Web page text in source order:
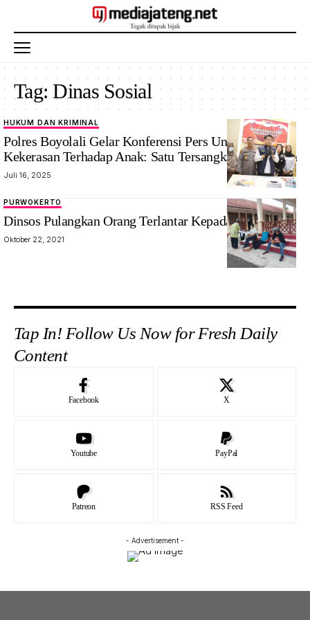
Tag:Dinas Sosial
HUKUM DAN KRIMINAL
Polres Boyolali Gelar Konferensi Pers Ungkap Kasus
Kekerasan Terhadap Anak: Satu Tersangka Diamankan
Juli 16, 2025
PURWOKERTO
Dinsos Pulangkan Orang Terlantar Kepada Keluarga
Oktober 22, 2021
Tap In! Follow Us Now for Fresh Daily
Content
Facebook X
Youtube PayPal
Patreon RSS Feed
- Advertisement -